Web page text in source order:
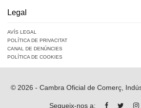
Legal
AVÍS LEGAL
POLÍTICA DE PRIVACITAT
CANAL DE DENÚNCIES
POLÍTICA DE COOKIES
© 2026 - Cambra Oficial de Comerç,
Segueix-nos a: